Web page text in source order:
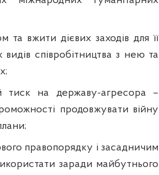
вжити дієвих заходів для її
видів співробітництва з нею та
тиск на державу-агресора –
продовжувати війну
правопорядку і засадничим
заради майбутнього